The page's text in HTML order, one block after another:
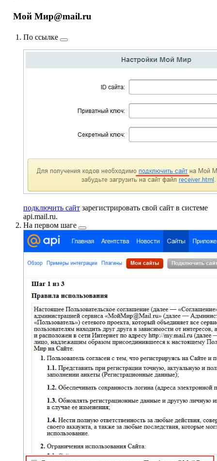
Мой Мир@mail.ru
По ссылке
подключить сайт зарегистрировать свой сайт в системе
api.mail.ru.
На первом шаге